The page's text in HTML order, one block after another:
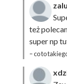
też
super np
– co to